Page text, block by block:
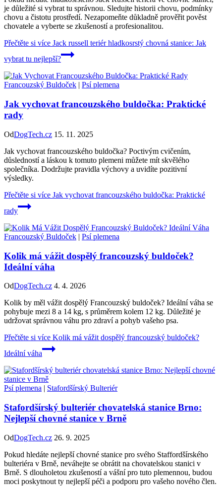
je důležité si vybrat tu správnou. Sledujte historii chovu, podmínky
chovu a čistotu prostředí. Nezapomeňte důkladně prověřit pověst
chovatele a vyberte se zkušeností a profesionalitou.
Přečtěte si více Jack russell teriér hladkosrstý chovná stanice: Jak
vybrat tu nejlepší?
Francouzský Buldoček | Psí plemena
Jak vychovat francouzského buldočka: Praktické
rady
OdDogTech.cz 15. 11. 2025
Jak vychovat francouzského buldočka? Poctivým cvičením,
důsledností a láskou k tomuto plemeni můžete mít skvělého
společníka. Dodržujte pravidla výchovy a uvidíte pozitivní
výsledky.
Přečtěte si více Jak vychovat francouzského buldočka: Praktické
rady
Francouzský Buldoček | Psí plemena
Kolik má vážit dospělý francouzský buldoček?
Ideální váha
OdDogTech.cz 4. 4. 2026
Kolik by měl vážit dospělý Francouzský buldoček? Ideální váha se
pohybuje mezi 8 a 14 kg, s průměrem kolem 12 kg. Důležité je
udržovat správnou váhu pro zdraví a pohyb vašeho psa.
Přečtěte si více Kolik má vážit dospělý francouzský buldoček?
Ideální váha
Psí plemena | Stafordšírský Bulteriér
Stafordšírský bulteriér chovatelská stanice Brno:
Nejlepší chovné stanice v Brně
OdDogTech.cz 26. 9. 2025
Pokud hledáte nejlepší chovné stanice pro svého Staffordšírského
bulteriéra v Brně, neváhejte se obrátit na chovatelskou stanici v
Brně. S dlouholetou zkušeností a vášní pro tuto plemennou, budou
moci poskytnout ty nejlepší péči a podporu pro vašeho nového člen.